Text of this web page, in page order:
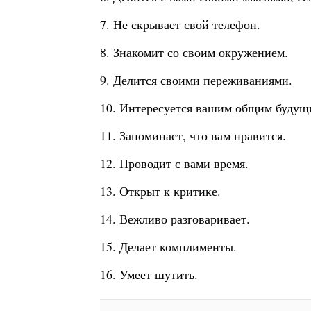
7. Не скрывает свой телефон.
8. Знакомит со своим окружением.
9. Делится своими переживаниями.
10. Интересуется вашим общим
11. Запоминает, что вам нравится.
12. Проводит с вами время.
13. Открыт к критике.
14. Вежливо разговаривает.
15. Делает комплименты.
16. Умеет шутить.